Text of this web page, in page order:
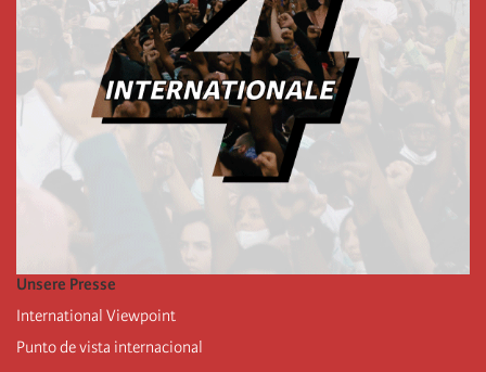
Unsere Presse
International Viewpoint
Punto de vista internacional